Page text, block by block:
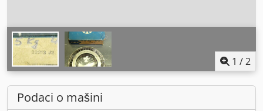
1 /2
Podaci o mašini